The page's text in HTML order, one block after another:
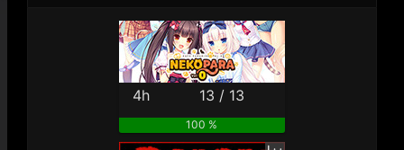
4h 13 / 13
100 %